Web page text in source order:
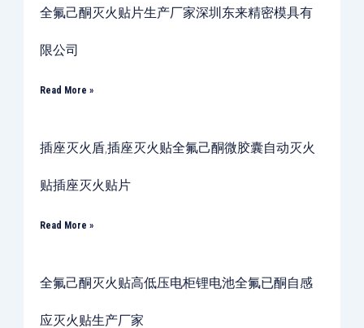
全氟己酮灭火贴片生产厂家深圳东来精密模具有
限公司
Read More »
插座灭火盾,插座灭火贴全氟己酮微胶囊自动灭火
贴插座灭火贴片
Read More »
全氟己酮灭火贴高低压电柜锂电池全氟已酮自感
应灭火贴生产厂家